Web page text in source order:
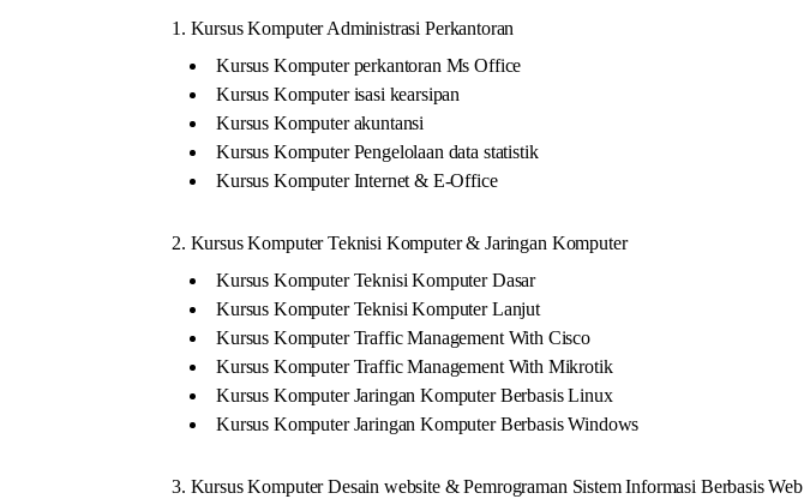
1. Kursus Komputer Administrasi Perkantoran
Kursus Komputer perkantoran Ms Office
Kursus Komputer isasi kearsipan
Kursus Komputer akuntansi
Kursus Komputer Pengelolaan data statistik
Kursus Komputer Internet & E-Office
2. Kursus Komputer Teknisi Komputer & Jaringan Komputer
Kursus Komputer Teknisi Komputer Dasar
Kursus Komputer Teknisi Komputer Lanjut
Kursus Komputer Traffic Management With Cisco
Kursus Komputer Traffic Management With Mikrotik
Kursus Komputer Jaringan Komputer Berbasis Linux
Kursus Komputer Jaringan Komputer Berbasis Windows
3. Kursus Komputer Desain website & Pemrograman Sistem Informasi Berbasis Web